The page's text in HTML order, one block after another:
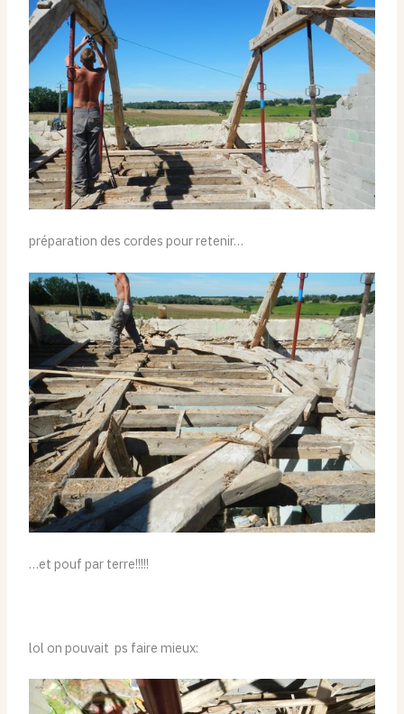
préparation des cordes pour retenir…
…et pouf par terre!!!!!
lol on pouvait ps faire mieux: